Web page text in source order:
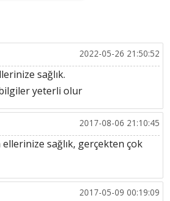
2022-05-26 21:50:52
sağlık.
bilgiler yeterli olur
2017-08-06 21:10:45
sağlık, gerçekten çok
2017-05-09 00:19:09